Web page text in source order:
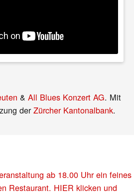
&All Blues Konzert AG. Mit
derZürcher Kantonalbank.
ab 18.00 Uhr ein feines
Restaurant. HIER klicken und